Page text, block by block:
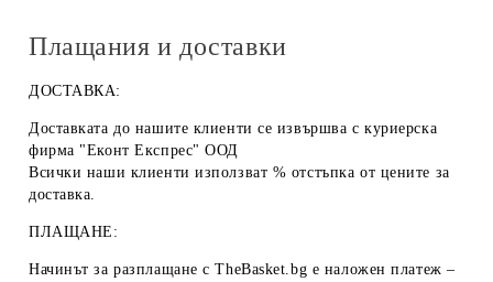
Плащания и доставки
ДОСТАВКА:
Доставката до нашите клиенти се извършва с куриерска
фирма "Еконт Експрес" ООД
Всички наши клиенти използват % отстъпка от цените за
доставка.
ПЛАЩАНЕ:
Начинът за разплащане с TheBasket.bg е наложен платеж –